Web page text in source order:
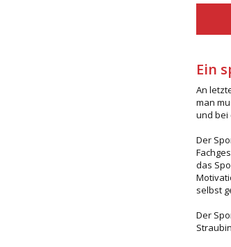
Ein
An
man
und bei
Der
das
selbst
Der